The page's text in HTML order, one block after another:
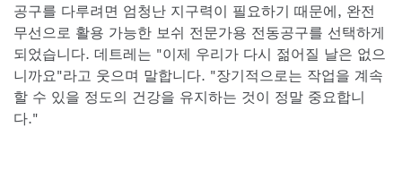
공구를 다루려면 엄청난 지구력이 필요하기 때문에, 완전
무선으로 활용 가능한 보쉬 전문가용 전동공구를 선택하게
되었습니다. 데트레는 "이제 우리가 다시 젊어질 날은 없으
니까요"라고 웃으며 말합니다. "장기적으로는 작업을 계속
할 수 있을 정도의 건강을 유지하는 것이 정말 중요합니
다."